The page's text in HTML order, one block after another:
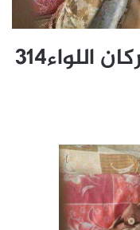
مصرع العميل المرتزق أركان اللواء314